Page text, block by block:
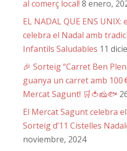
al comerç local! 8 enero,
EL NADAL QUE ENS
celebra el Nadal amb
Infantils Saludables 11
🎉 Sorteig “Carret Ben
guanya un carret amb 100
Mercat Sagunt! 🛒🍅🧀🐟
El Mercat Sagunt celebra
Sorteig d’11 Cistelles
noviembre, 2024